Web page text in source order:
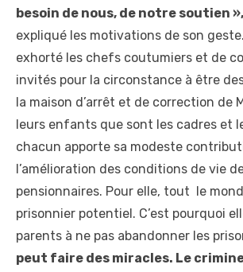
besoin de nous, de notre soutien »,
expliqué les motivations de son
exhorté les chefs coutumiers et de
invités pour la circonstance à être
la maison d’arrêt et de correction de
leurs enfants que sont les cadres et
chacun apporte sa modeste
l’amélioration des conditions de vie
pensionnaires. Pour elle, tout le
prisonnier potentiel. C’est pourquoi
parents à ne pas abandonner les
peut faire des miracles. Le